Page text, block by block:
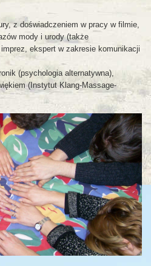
z doświadczeniem w pracy w filmie,
mody i urody (także
ekspert w zakresie komunikacji
(psychologia alternatywna),
(Instytut Klang-Massage-